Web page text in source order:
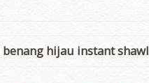
benang hijau instant shawl